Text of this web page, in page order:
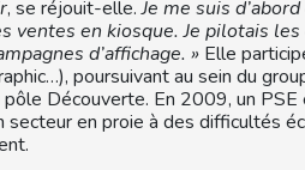
, se réjouit-elle.Je me suis
ventes en kiosque. Je pilotais
d’affichage. »Elle
poursuivant au sein du
Découverte. En 2009, un
secteur en proie à des difficultés